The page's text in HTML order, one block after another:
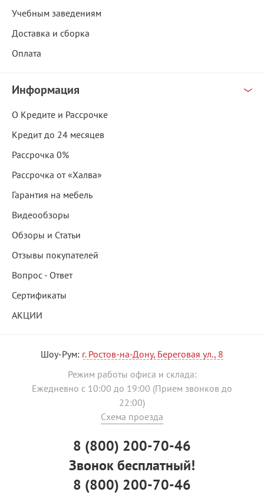
Учебным заведениям
Доставка и сборка
Оплата
Информация
О Кредите и Рассрочке
Кредит до 24 месяцев
Рассрочка 0%
Рассрочка от «Халва»
Гарантия на мебель
Видеообзоры
Обзоры и Статьи
Отзывы покупателей
Вопрос - Ответ
Сертификаты
АКЦИИ
Шоу-Рум: г. Ростов-на-Дону, Береговая ул., 8
Режим работы офиса и склада:
Ежедневно с 10:00 до 19:00 (Прием звонков до
22:00)
Схема проезда
8 (800) 200-70-46
Звонок бесплатный!
8 (800) 200-70-46